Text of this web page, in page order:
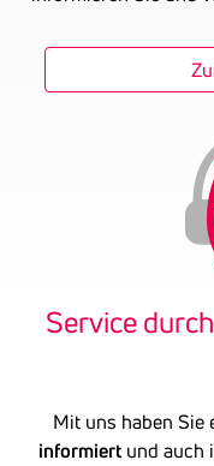
Service
Mit uns haben Sie
informiertund auch